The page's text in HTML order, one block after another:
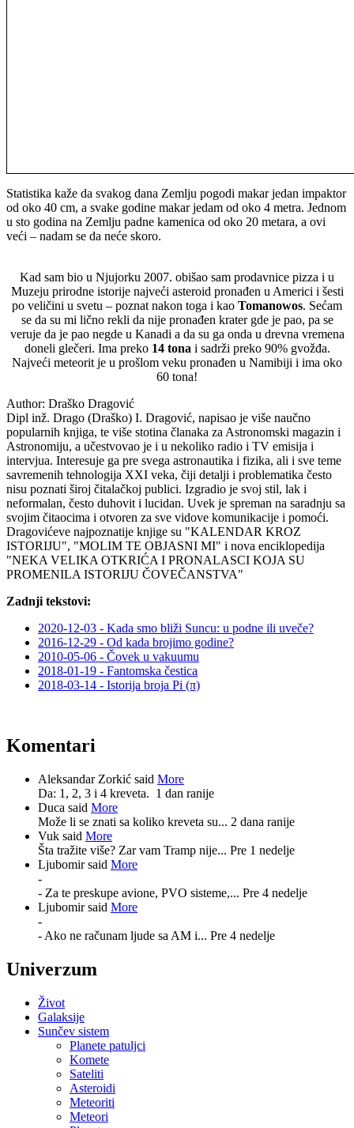
Statistika kaže da svakog dana Zemlju pogodi makar jedan impaktor
od oko 40 cm, a svake godine makar jedam od oko 4 metra. Jednom
u sto godina na Zemlju padne kamenica od oko 20 metara, a ovi
veći – nadam se da neće skoro.
Kad sam bio u Njujorku 2007. obišao sam prodavnice pizza i u
Muzeju prirodne istorije najveći asteroid pronađen u Americi i šesti
po veličini u svetu – poznat nakon toga i kao Tomanowos. Sećam
se da su mi lično rekli da nije pronađen krater gde je pao, pa se
veruje da je pao negde u Kanadi a da su ga onda u drevna vremena
doneli glečeri. Ima preko 14 tona i sadrži preko 90% gvožđa.
Najveći meteorit je u prošlom veku pronađen u Namibiji i ima oko
60 tona!
Author: Draško Dragović
Dipl inž. Drago (Draško) I. Dragović, napisao je više naučno
popularnih knjiga, te više stotina članaka za Astronomski magazin i
Astronomiju, a učestvovao je i u nekoliko radio i TV emisija i
intervjua. Interesuje ga pre svega astronautika i fizika, ali i sve teme
savremenih tehnologija XXI veka, čiji detalji i problematika često
nisu poznati široj čitalačkoj publici. Izgradio je svoj stil, lak i
neformalan, često duhovit i lucidan. Uvek je spreman na saradnju sa
svojim čitaocima i otvoren za sve vidove komunikacije i pomoći.
Dragovićeve najpoznatije knjige su "KALENDAR KROZ
ISTORIJU", "MOLIM TE OBJASNI MI" i nova enciklopedija
"NEKA VELIKA OTKRIĆA I PRONALASCI KOJA SU
PROMENILA ISTORIJU ČOVEČANSTVA"
Zadnji tekstovi:
2020-12-03 - Kada smo bliži Suncu: u podne ili uveče?
2016-12-29 - Od kada brojimo godine?
2010-05-06 - Čovek u vakuumu
2018-01-19 - Fantomska čestica
2018-03-14 - Istorija broja Pi (π)
Komentari
Aleksandar Zorkić said More
Da: 1, 2, 3 i 4 kreveta. 1 dan ranije
Duca said More
Može li se znati sa koliko kreveta su... 2 dana ranije
Vuk said More
Šta tražite više? Zar vam Tramp nije... Pre 1 nedelje
Ljubomir said More
-
- Za te preskupe avione, PVO sisteme,... Pre 4 nedelje
Ljubomir said More
-
- Ako ne računam ljude sa AM i... Pre 4 nedelje
Univerzum
Život
Galaksije
Sunčev sistem
Planete patuljci
Komete
Sateliti
Asteroidi
Meteoriti
Meteori